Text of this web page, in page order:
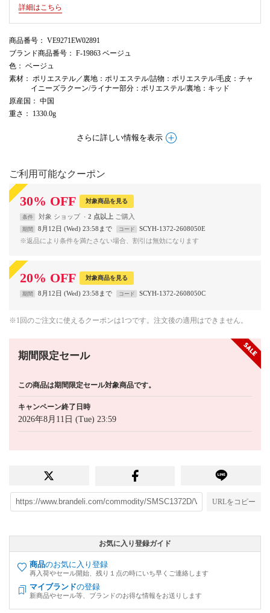
詳細はこちら
商品番号 ： VE9271EW02891
ブランド商品番号 ： F-19863 ベージュ
色 ： ベージュ
素材 ： ポリエステル／裏地：ポリエステル/詰物：ポリエステル/毛皮：チャ
イニーズラクーン/ライナー部分：ポリエステル/裏地：キッド
原産国 ： 中国
重さ ： 1330.0g
さらに詳しい情報を表示
ご利用可能なクーポン
30% OFF 対象商品を見る
条件 対象 ショップ 2 点以上
期間 8月12日 (Wed) 23:58まで コード
SCYH-1372-2608050E
※返品により条件を満たさない場合、割引は無効になります
20% OFF 対象商品を見る
期間 8月12日 (Wed) 23:58まで コード SCYH-1372-2608050C
※1回のご注文に使えるクーポンは1つです。注文後の適用はできません。
期間限定セール
この商品は期間限定セール対象商品です。
キャンペーン終了日時
2026年8月11日 (Tue) 23:59
URLをコピー
お気に入り登録ガイド
商品のお気に入り登録
再入荷やセール開始、残り１点の時にいち早くご連絡します
マイブランドの登録
新商品やセール等、ブランドのお得な情報をお送りします